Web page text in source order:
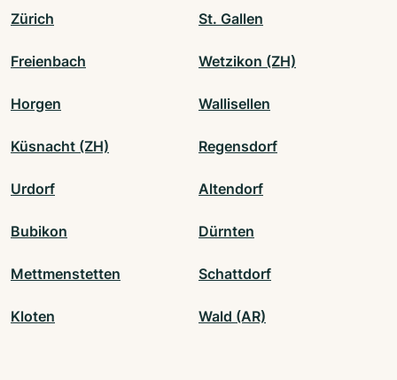
Zürich St. Gallen
Freienbach Wetzikon (ZH)
Horgen Wallisellen
Küsnacht (ZH) Regensdorf
Urdorf Altendorf
Bubikon Dürnten
Mettmenstetten Schattdorf
Kloten Wald (AR)